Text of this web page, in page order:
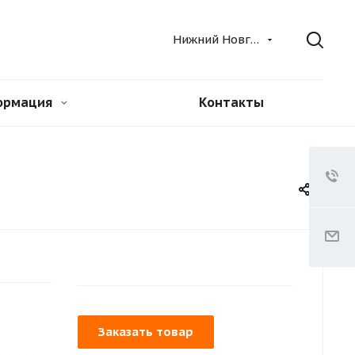
Нижний Новгород
Контакты
Заказать товар